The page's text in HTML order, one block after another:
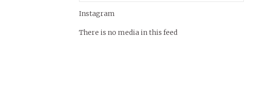
Sur mon blog, je vous partage mes voyages, mes
coups de cœur, ma magnifique année passée en
Colombie ainsi que mon dernier voyage à vélo en
Instagram
There is no media in this feed